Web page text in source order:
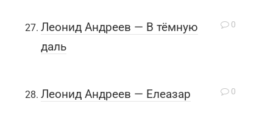
0
Леонид Андреев — В тёмную
даль
0
Леонид Андреев — Елеазар